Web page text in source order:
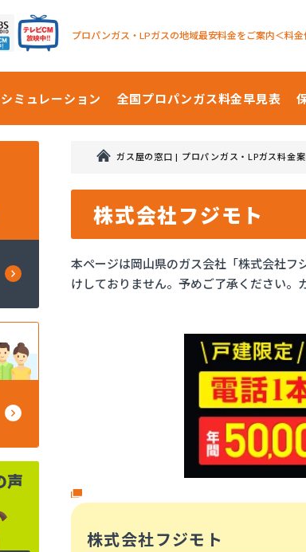
プロパンガス・LPガスの地域最安料金をご案内＜料金
シミュレーション 全国プロパンガス料金早見表
ガス屋の窓口 | プロパンガス・LPガス料金
株式会社フジモト
本ページは岡山県のガス会社「株式会社
けしておりません。予めご了承ください。
株式会社フジモト